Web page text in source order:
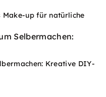
Make-up für natürliche
Kreative DIY-